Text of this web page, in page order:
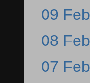
09 Feb
08 Feb
07 Feb